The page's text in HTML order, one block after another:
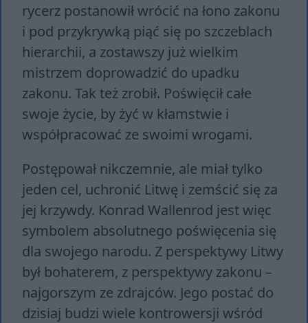
rycerz postanowił wrócić na łono zakonu
i pod przykrywką piąć się po szczeblach
hierarchii, a zostawszy już wielkim
mistrzem doprowadzić do upadku
zakonu. Tak też zrobił. Poświęcił całe
swoje życie, by żyć w kłamstwie i
współpracować ze swoimi wrogami.
Postępował nikczemnie, ale miał tylko
jeden cel, uchronić Litwę i zemścić się za
jej krzywdy. Konrad Wallenrod jest więc
symbolem absolutnego poświęcenia się
dla swojego narodu. Z perspektywy Litwy
był bohaterem, z perspektywy zakonu –
najgorszym ze zdrajców. Jego postać do
dzisiaj budzi wiele kontrowersji wśród